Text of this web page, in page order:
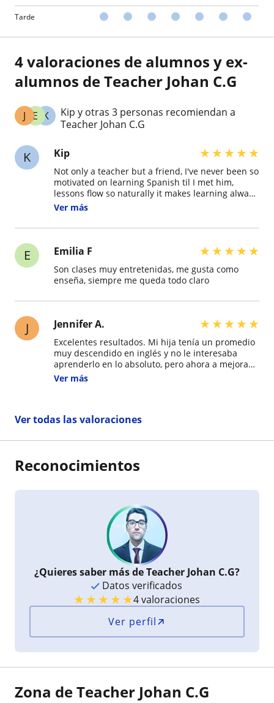
Tarde
4 valoraciones de alumnos y ex-
alumnos de Teacher Johan C.G
K
E
J
Kip y otras 3 personas recomiendan a
Teacher Johan C.G
K Kip ★★★★★
Not only a teacher but a friend, I've never been so
motivated on learning Spanish til I met him,
lessons flow so naturally it makes learning always
so fun and fast paced, the environment is always
advice and correct some mistakes even out of
Ver más
E Emilia F ★★★★★
Son clases muy entretenidas, me gusta como
enseña, siempre me queda todo claro
J Jennifer A. ★★★★★
Excelentes resultados. Mi hija tenía un promedio
muy descendido en inglés y no le interesaba
aprenderlo en lo absoluto, pero ahora a mejorado
bastante su promedio y pasó a ser de las mejores
Ver más
Ver todas las valoraciones
Reconocimientos
¿Quieres saber más de Teacher Johan C.G?
Datos verificados
★★★★★4 valoraciones
Ver perfil
Zona de Teacher Johan C.G